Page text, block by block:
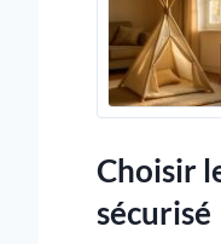
Choisir
sécurisé